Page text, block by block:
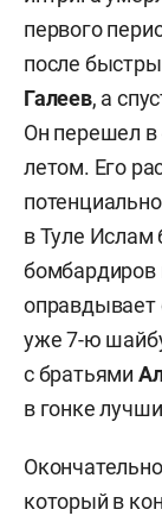
первого
после
Галеев, а
Он перешел
летом. Его
в Туле Ислам
оправдывает
уже 7-ю
с братьями
в гонке
который в